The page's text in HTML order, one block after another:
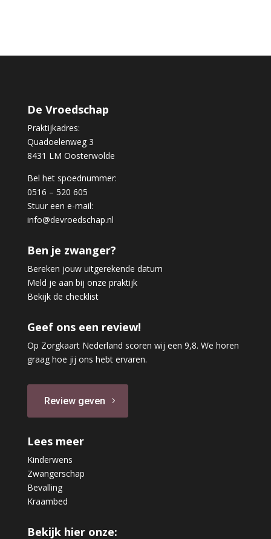
De Vroedschap
Praktijkadres:
Quadoelenweg 3
8431 LM Oosterwolde
Bel het spoednummer:
0516 – 520 605
Stuur een e-mail:
info@devroedschap.nl
Ben je zwanger?
Bereken jouw uitgerekende datum
Meld je aan bij onze praktijk
Bekijk de checklist
Geef ons een review!
Op Zorgkaart Nederland scoren wij een 9,8. We horen
graag hoe jij ons hebt ervaren.
Review geven
Lees meer
Kinderwens
Zwangerschap
Bevalling
Kraambed
Bekijk hier onze: